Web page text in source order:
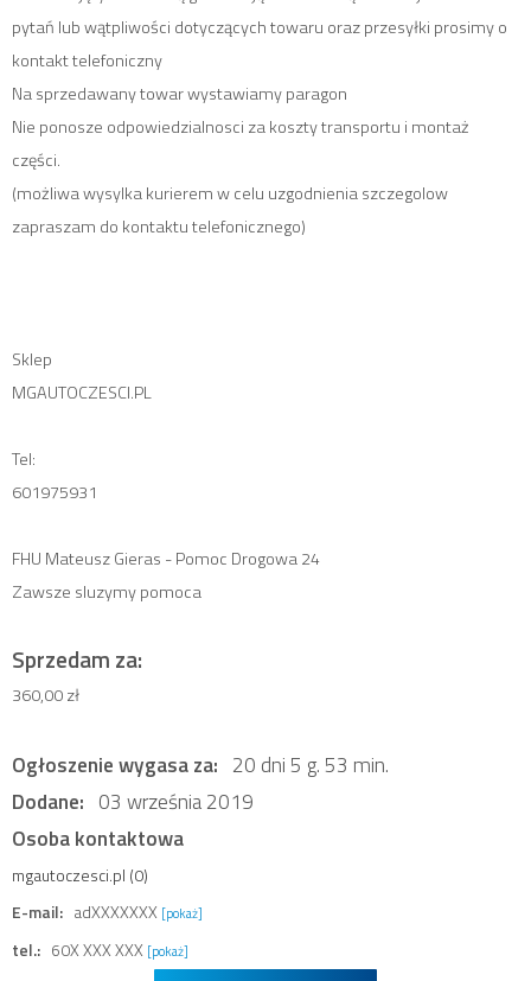
pytań lub wątpliwości dotyczących towaru oraz przesyłki prosimy o
kontakt telefoniczny
Na sprzedawany towar wystawiamy paragon
Nie ponosze odpowiedzialnosci za koszty transportu i montaż
części.
(możliwa wysylka kurierem w celu uzgodnienia szczegolow
zapraszam do kontaktu telefonicznego)
Sklep
MGAUTOCZESCI.PL
Tel:
601975931
FHU Mateusz Gieras - Pomoc Drogowa 24
Zawsze sluzymy pomoca
Sprzedam za:
360,00 zł
Ogłoszenie wygasa za: 20 dni 5 g. 53 min.
Dodane: 03 września 2019
Osoba kontaktowa
mgautoczesci.pl (0)
E-mail: adXXXXXXX [pokaż]
tel.: 60X XXX XXX [pokaż]